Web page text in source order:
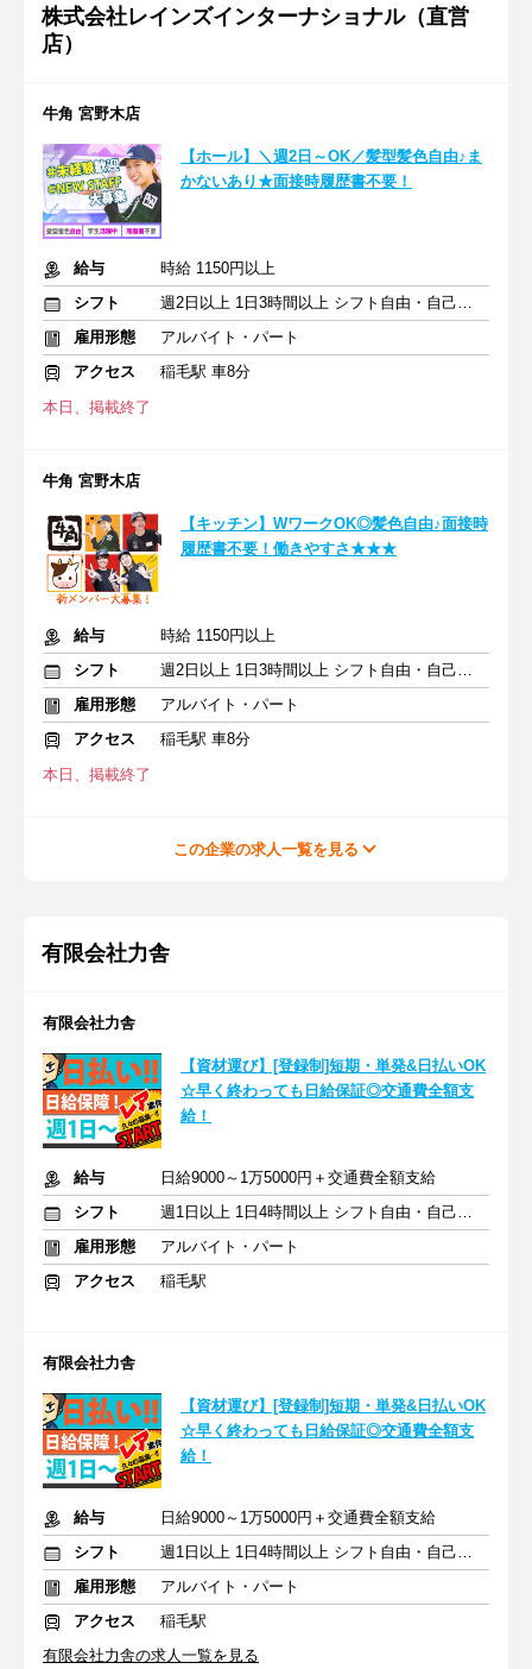
株式会社レインズインターナショナル（直営
店）
牛角 宮野木店
【ホール】＼週2日～OK／髪型髪色自由♪ま
かないあり★面接時履歴書不要！
給与
時給 1150円以上
シフト
週2日以上 1日3時間以上 シフト自由・自己申告
雇用形態
アルバイト・パート
アクセス
稲毛駅 車8分
本日、掲載終了
牛角 宮野木店
【キッチン】WワークOK◎髪色自由♪面接時
履歴書不要！働きやすさ★★★
給与
時給 1150円以上
シフト
週2日以上 1日3時間以上 シフト自由・自己申告
雇用形態
アルバイト・パート
アクセス
稲毛駅 車8分
本日、掲載終了
この企業の求人一覧を見る
有限会社力舎
有限会社力舎
【資材運び】[登録制]短期・単発&日払いOK
☆早く終わっても日給保証◎交通費全額支
給！
給与
日給9000～1万5000円＋交通費全額支給
シフト
週1日以上 1日4時間以上 シフト自由・自己申告
雇用形態
アルバイト・パート
アクセス
稲毛駅
有限会社力舎
【資材運び】[登録制]短期・単発&日払いOK
☆早く終わっても日給保証◎交通費全額支
給！
給与
日給9000～1万5000円＋交通費全額支給
シフト
週1日以上 1日4時間以上 シフト自由・自己申告
雇用形態
アルバイト・パート
アクセス
稲毛駅
有限会社力舎の求人一覧を見る